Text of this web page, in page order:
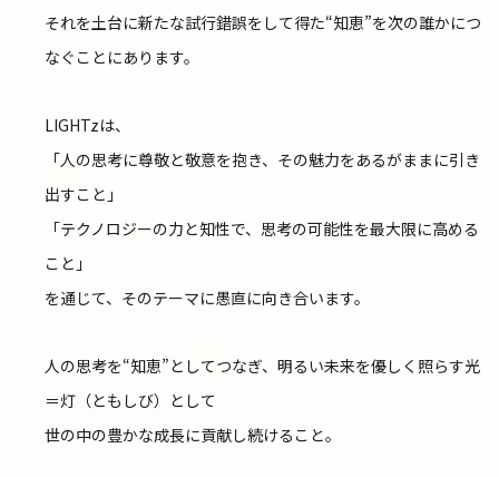
それを土台に新たな試行錯誤をして得た“知恵”を次の誰かにつ
なぐことにあります。
LIGHTzは、
「人の思考に尊敬と敬意を抱き、その魅力をあるがままに引き
出すこと」
「テクノロジーの力と知性で、思考の可能性を最大限に高める
こと」
を通じて、そのテーマに愚直に向き合います。
人の思考を“知恵”としてつなぎ、明るい未来を優しく照らす光
＝灯（ともしび）として
世の中の豊かな成長に貢献し続けること。